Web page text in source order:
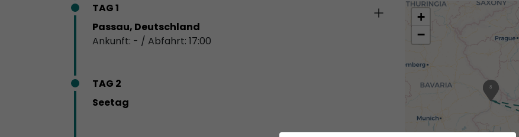
18
+
−
TAG 1
Passau, Deutschland
Ankunft: - / Abfahrt: 17:00
TAG 2
Seetag